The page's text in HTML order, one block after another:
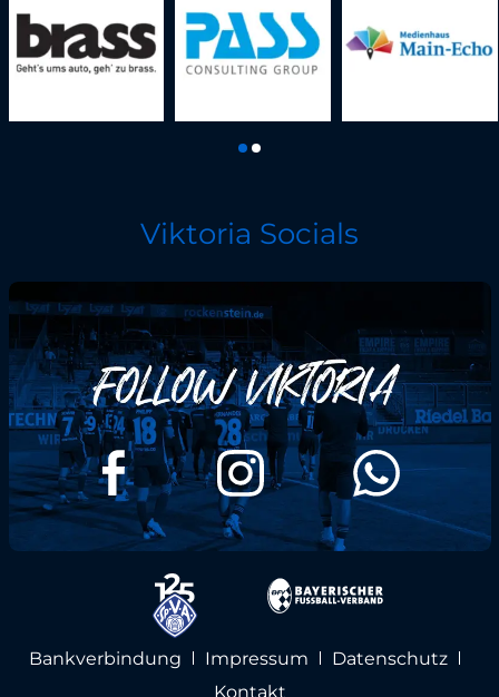
Viktoria Socials
Bankverbindung Impressum
Datenschutz
Kontakt